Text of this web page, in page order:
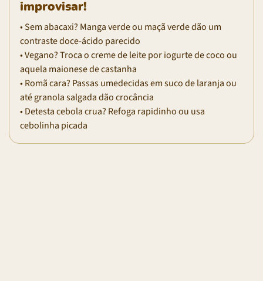
improvisar!
• Sem abacaxi? Manga verde ou maçã verde dão um
contraste doce-ácido parecido
• Vegano? Troca o creme de leite por iogurte de coco ou
aquela maionese de castanha
• Romã cara? Passas umedecidas em suco de laranja ou
até granola salgada dão crocância
• Detesta cebola crua? Refoga rapidinho ou usa
cebolinha picada